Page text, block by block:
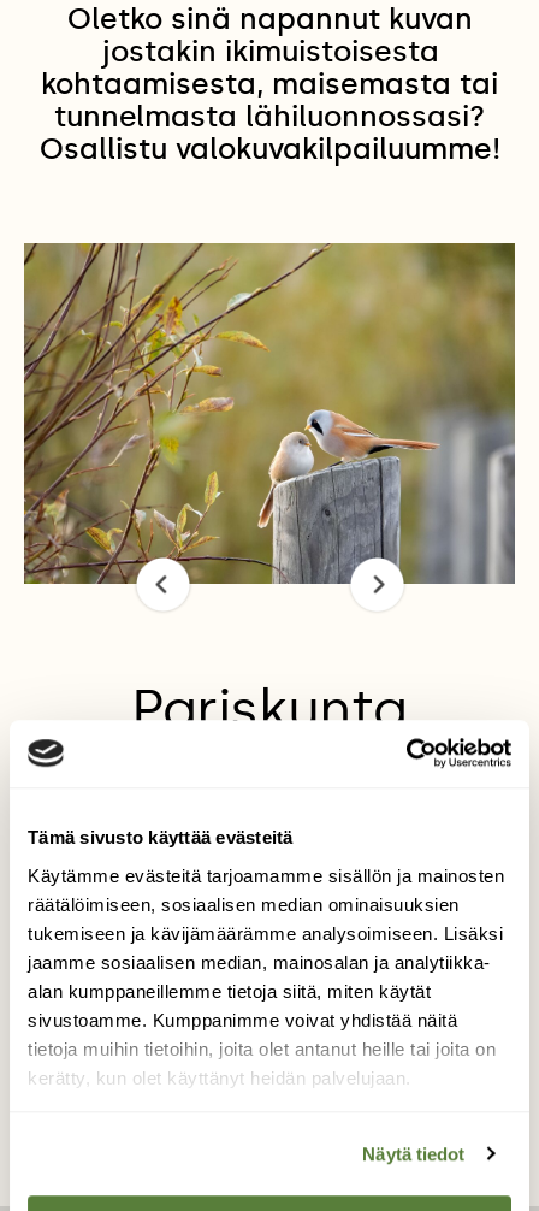
Tämä sivusto käyttää evästeitä
Käytämme evästeitä tarjoamamme sisällön ja mainosten
räätälöimiseen, sosiaalisen median ominaisuuksien
tukemiseen ja kävijämäärämme analysoimiseen. Lisäksi
jaamme sosiaalisen median, mainosalan ja analytiikka-
alan kumppaneillemme tietoja siitä, miten käytät
sivustoamme. Kumppanimme voivat yhdistää näitä
tietoja muihin tietoihin, joita olet antanut heille tai joita on
kerätty, kun olet käyttänyt heidän palvelujaan.
Näytä tiedot
Oletko sinä napannut kuvan
jostakin ikimuistoisesta
kohtaamisesta, maisemasta tai
tunnelmasta lähiluonnossasi?
Osallistu valokuvakilpailuumme!
Pariskunta
Syyskuisella kameran ulkoilutuslenkillä
viiksitimaleita pyörähteli helähdellen
ympärilläni, ja meinasin pakahtua riemusta.
Pariskunta laskeutui levähtämään ja
poseeraamaan tolpannokkaan.
Kuvaaja: Liisa Keskinen
Kilpailun etusivulle